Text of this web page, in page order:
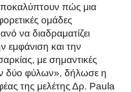
πώς μια
ομάδες
να διαδραματίζει
εμφάνιση και την
με σημαντικές
δύο φύλων», δήλωσε η
της μελέτης Δρ. Paula